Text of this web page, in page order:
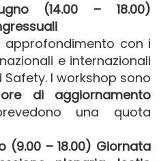
(14.00 – 18.00)
approfondimento con i
e internazionali
Safety. I workshop sono
di aggiornamento
una quota
(9.00 – 18.00) Giornata